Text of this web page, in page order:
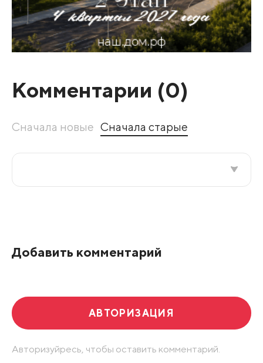
Комментарии (0)
Сначала новые Сначала старые
Добавить комментарий
АВТОРИЗАЦИЯ
Авторизуйресь, чтобы оставить комментарий.